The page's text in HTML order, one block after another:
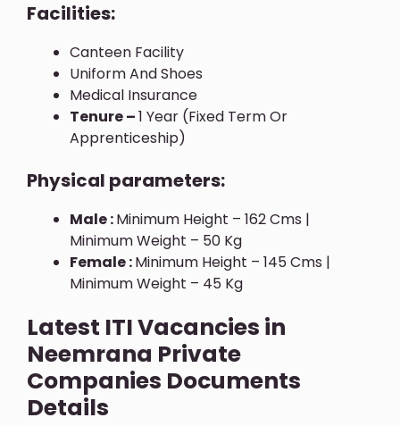
Facilities:
Canteen Facility
Uniform And Shoes
Medical Insurance
Tenure –1 Year (Fixed Term Or
Apprenticeship)
Physical parameters:
Male :Minimum Height – 162 Cms |
Minimum Weight – 50 Kg
Female :Minimum Height – 145 Cms |
Minimum Weight – 45 Kg
Latest ITI Vacancies in
Neemrana Private
Companies Documents
Details